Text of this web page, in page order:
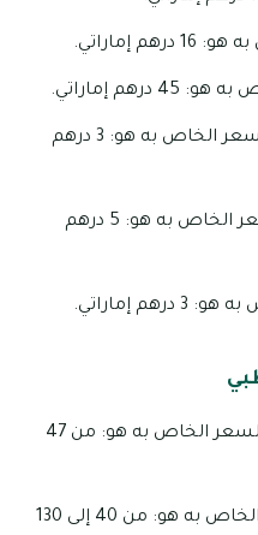
إماراتي.
زجاجة مياه معدنية صغيرة السعر الخاص به هو: 3 درهم
زجاجة مياه معدنية كبيرة السعر الخاص به هو: 5 درهم
إماراتي.
لحم مشوي وزن 1 كيلو جرام السعر الخاص به هو: من 47
كباب وزن 1 كيلو جرام السعر الخاص به هو: من 40 إلى 130